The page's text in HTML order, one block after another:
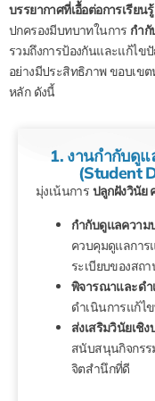
บรรยากาศที่เอื้อต่อการเรียนรู้
ปกครองมีบทบาทในการ กำกั
รวมถึงการป้องกันและแก้ไข
อย่างมีประสิทธิภาพขอบเขต
หลัก ดังนี้
1. งานกำกับดูแ
(Student
มุ่งเน้นการ ปลูกฝังวินัย
กำกับดูแลความ
ควบคุมดูแลการ
ระเบียบของสถ
พิจารณาและดำ
ดำเนินการแก้ไ
ส่งเสริมวินัยเชิง
สนับสนุนกิจกรร
จิตสำนึกที่ดี